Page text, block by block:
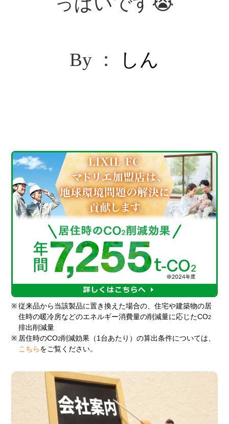
※ 従来品から当該製品に置き換えた場合の、住宅や建築物の居
住時の暖冷房などのエネルギー消費量の削減量に応じたCO2
排出削減量
※ 居住時のCO2削減効果（1台あたり）の算出条件については、
こちら をご覧ください。